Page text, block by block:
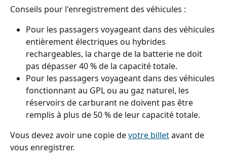
Conseils pour l'enregistrement des véhicules :
Pour les passagers voyageant dans des véhicules
entièrement électriques ou hybrides
rechargeables, la charge de la batterie ne doit
pas dépasser 40 % de la capacité totale.
Pour les passagers voyageant dans des véhicules
fonctionnant au GPL ou au gaz naturel, les
réservoirs de carburant ne doivent pas être
remplis à plus de 50 % de leur capacité totale.
Vous devez avoir une copie de votre billet avant de
vous enregistrer.